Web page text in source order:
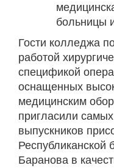
больницы
Гости колледжа
работой
спецификой
оснащенных
медицинским
пригласили
выпускников
Баранова в